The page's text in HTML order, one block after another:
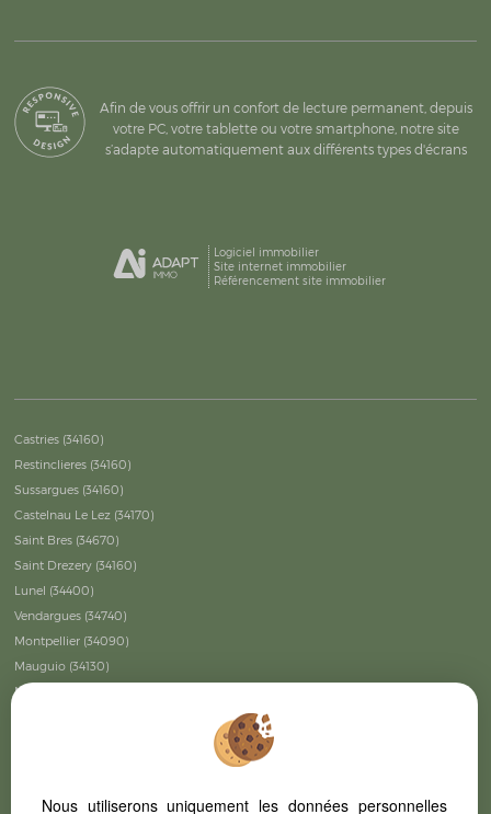
Afin de vous offrir un confort de lecture permanent, depuis
votre PC, votre tablette ou votre smartphone, notre site
s’adapte automatiquement aux différents types d'écrans
Logiciel immobilier
Site internet immobilier
Référencement site immobilier
Castries (34160)
Restinclieres (34160)
Sussargues (34160)
Castelnau Le Lez (34170)
Saint Bres (34670)
Saint Drezery (34160)
Lunel (34400)
Vendargues (34740)
Montpellier (34090)
Mauguio (34130)
Montpellier (34070)
Nous utiliserons uniquement les données personnelles